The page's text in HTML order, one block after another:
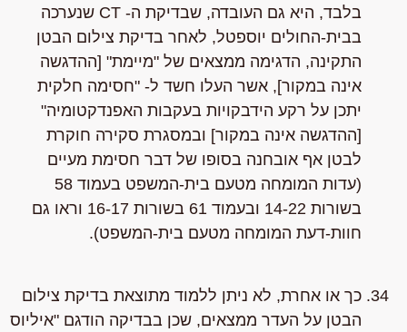
בלבד, היא גם העובדה, שבדיקת ה- CT שנערכה
בבית-החולים יוספטל, לאחר בדיקת צילום הבטן
התקינה, הדגימה ממצאים של "מיימת" [ההדגשה
אינה במקור], אשר העלו חשד ל- "חסימה חלקית
יתכן על רקע הידבקויות בעקבות האפנדקטומיה"
[ההדגשה אינה במקור] ובמסגרת סקירה חוקרת
לבטן אף אובחנה בסופו של דבר חסימת מעיים
(עדות המומחה מטעם בית-המשפט בעמוד 58
בשורות 14-22 ובעמוד 61 בשורות 16-17 וראו גם
חוות-דעת המומחה מטעם בית-המשפט).
כך או אחרת, לא ניתן ללמוד מתוצאת בדיקת צילום
הבטן על העדר ממצאים, שכן בבדיקה הודגם "איליוס